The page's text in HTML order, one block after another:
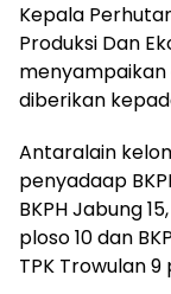
Kepala
Produksi Dan
menyampaikan
diberikan
Antaralain
penyadaap
BKPH Jabung
ploso 10 dan
TPK Trowulan 9